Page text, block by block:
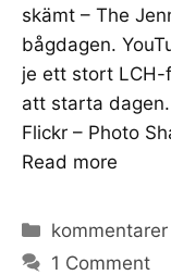
skämt – The
bågdagen.
je ett stort
att starta
Flickr – Photo
Read more
Categories
kommentarer
1 Comment